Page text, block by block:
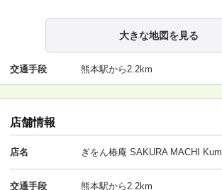
大きな地図を見る
交通手段 熊本駅から2.2km
店舗情報
店名 ぎをん椿庵 SAKURA MACHI
交通手段 熊本駅から2.2km